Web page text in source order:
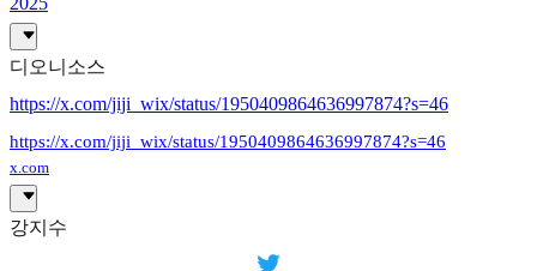
디오니소스
https://x.com/jiji_wix/status/1950409864636997874?s=46
https://x.com/jiji_wix/status/1950409864636997874?s=46
x.com
강지수